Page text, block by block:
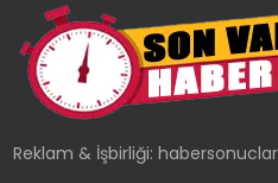
TEKNOLOJI
YAŞAM
Reklam & İşbirliği: